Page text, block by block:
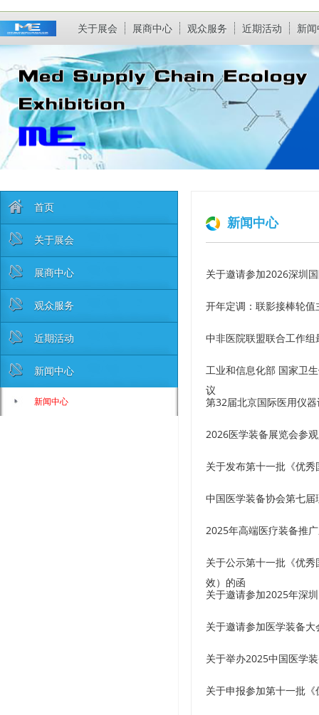
关于展会 展商中心 观众服务 近期活动 新
首页
关于展会
展商中心
观众服务
近期活动
新闻中心
新闻中心
新闻中心
关于邀请参加2026深圳
开年定调：联影接棒轮
中非医院联盟联合工作
工业和信息化部 国家卫
议
第32届北京国际医用仪
2026医学装备展览会参
关于发布第十一批《优
中国医学装备协会第七
2025年高端医疗装备推
关于公示第十一批《优
效）的函
关于邀请参加2025年深
关于邀请参加医学装备
关于举办2025中国医学
关于申报参加第十一批